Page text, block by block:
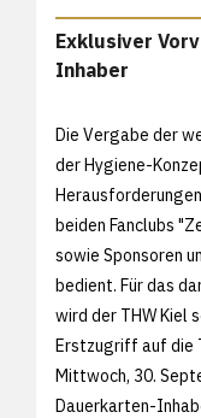
Exklusiver
Inhaber
Die Vergabe der
der Hygiene-
beiden Fanclubs
sowie Sponsoren
bedient. Für das
wird der THW Kiel
Erstzugriff auf die
Mittwoch, 30.
Dauerkarten-